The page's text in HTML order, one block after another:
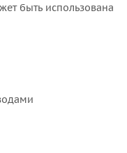
быть использована